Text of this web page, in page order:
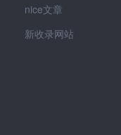
nice文章
新收录网站